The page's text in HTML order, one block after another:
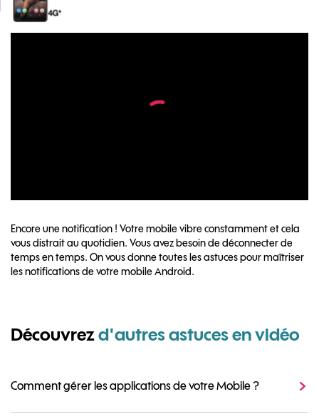
Encore une notification ! Votre mobile vibre constamment et cela
vous distrait au quotidien. Vous avez besoin de déconnecter de
temps en temps. On vous donne toutes les astuces pour maîtriser
les notifications de votre mobile Android.
Découvrezd'autres astuces en vidéo
Comment gérer les applications de votre Mobile ?